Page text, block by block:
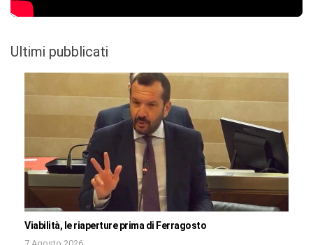
Ultimi pubblicati
Viabilità, le riaperture prima di Ferragosto